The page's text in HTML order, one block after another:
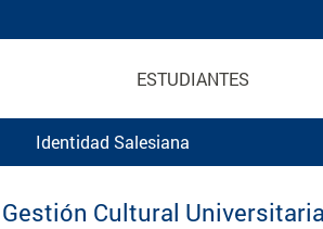
ESTUDIANTES
Identidad Salesiana
Cultural Universitaria